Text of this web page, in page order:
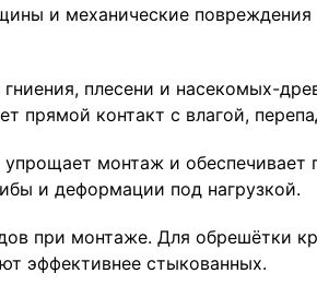
и механические
плесени и насекомых-
контакт с влагой,
монтаж и обеспечивает
и деформации под нагрузкой.
при монтаже. Для обрешётки
эффективнее стыкованных.